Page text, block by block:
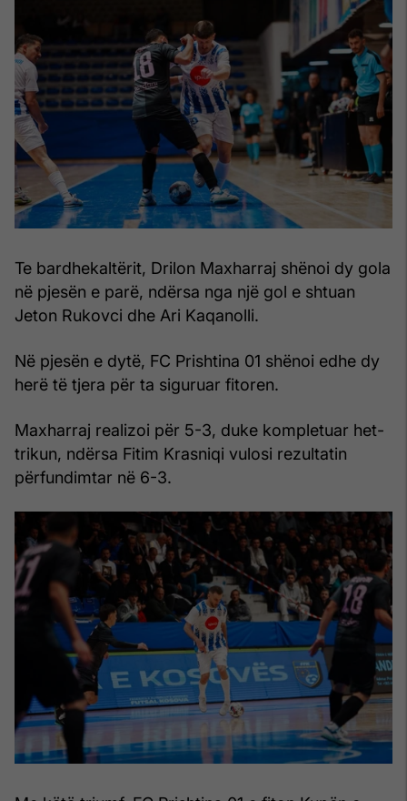
Te bardhekaltërit, Drilon Maxharraj shënoi dy gola
në pjesën e parë, ndërsa nga një gol e shtuan
Jeton Rukovci dhe Ari Kaqanolli.
Në pjesën e dytë, FC Prishtina 01 shënoi edhe dy
herë të tjera për ta siguruar fitoren.
Maxharraj realizoi për 5-3, duke kompletuar het-
trikun, ndërsa Fitim Krasniqi vulosi rezultatin
përfundimtar në 6-3.